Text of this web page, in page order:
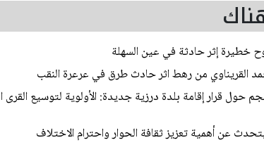
خطيرة إثر حادثة في عين السهلة
القريناوي من رهط اثر حادث طرق في عرعرة النقب
حول قرار إقامة بلدة درزية جديدة: الأولوية لتوسيع القرى
عن أهمية تعزيز ثقافة الحوار واحترام الاختلاف